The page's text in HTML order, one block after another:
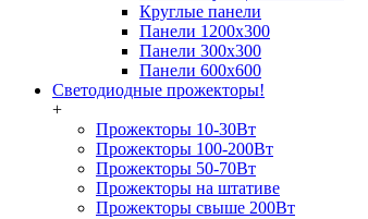
Круглые панели
Панели 1200х300
Панели 300х300
Панели 600х600
Светодиодные прожекторы!
+
Прожекторы 10-30Вт
Прожекторы 100-200Вт
Прожекторы 50-70Вт
Прожекторы на штативе
Прожекторы свыше 200Вт